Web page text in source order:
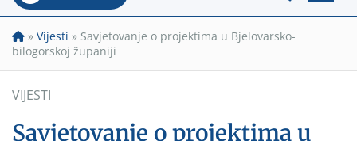
» Vijesti » Savjetovanje o projektima u Bjelovarsko-
bilogorskoj županiji
VIJESTI
Savjetovanje o projektima u